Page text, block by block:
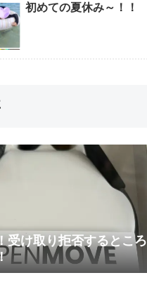
初めての夏休み～！！
受け取り拒否するところ